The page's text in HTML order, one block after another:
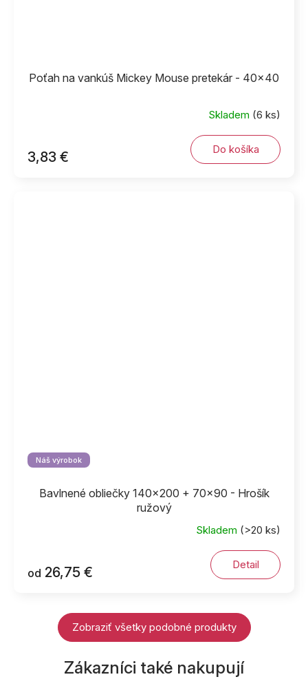
Poťah na vankúš Mickey Mouse pretekár - 40x40
Skladem (6 ks)
3,83 € Do košíka
Náš výrobok
Bavlnené obliečky 140x200 + 70x90 - Hrošík
ružový
Skladem (>20 ks)
od 26,75 € Detail
Zobraziť všetky podobné produkty
Zákazníci také nakupují